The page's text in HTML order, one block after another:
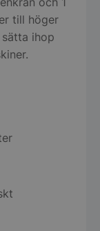
till höger
ihop